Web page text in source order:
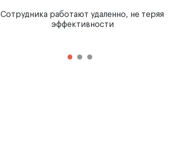
Сотрудника работают удаленно, не теряя
эффективности